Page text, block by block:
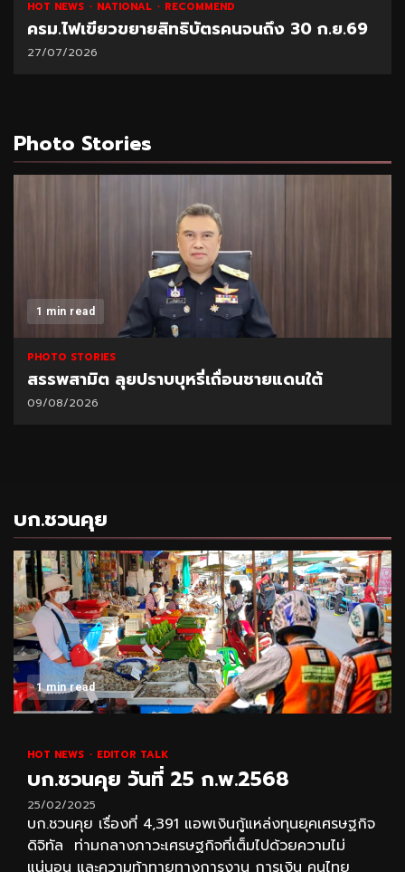
HOT NEWS NATIONAL RECOMMEND
ครม.ไฟเขียวขยายสิทธิบัตรคนจนถึง 30 ก.ย.69
27/07/2026
Photo Stories
1 min read
PHOTO STORIES
สรรพสามิต ลุยปราบบุหรี่เถื่อนชายแดนใต้
09/08/2026
บก.ชวนคุย
1 min read
HOT NEWS EDITOR TALK
บก.ชวนคุย วันที่ 25 ก.พ.2568
25/02/2025
บก.ชวนคุย เรื่องที่ 4,391 แอพเงินกู้แหล่งทุนยุคเศรษฐกิจ
ดิจิทัล ท่ามกลางภาวะเศรษฐกิจที่เต็มไปด้วยความไม่
แน่นอน และความท้าทายทางการงาน การเงิน คนไทย